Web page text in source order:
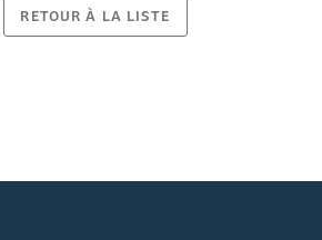
RETOUR À LA LISTE